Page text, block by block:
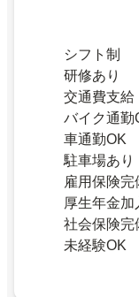
シフト制
研修あり
交通費支給
バイク通勤
車通勤OK
駐車場あり
雇用保険完
厚生年金加
社会保険完
未経験OK